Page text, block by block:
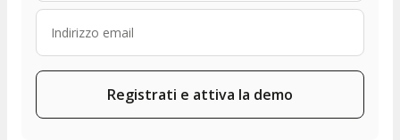
Registrati e attiva la demo